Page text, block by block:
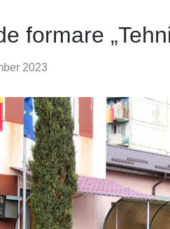
formare
2023